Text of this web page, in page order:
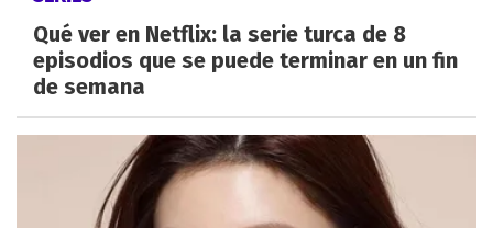
Qué ver en Netflix: la serie turca de 8
episodios que se puede terminar en un fin
de semana